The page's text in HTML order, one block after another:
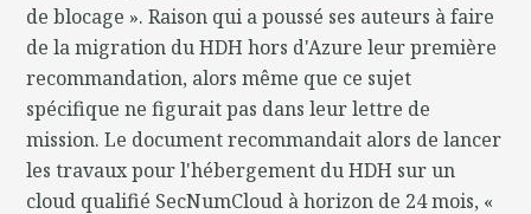
de blocage ». Raison qui a poussé ses auteurs à faire
de la migration du HDH hors d'Azure leur première
recommandation, alors même que ce sujet
spécifique ne figurait pas dans leur lettre de
mission. Le document recommandait alors de lancer
les travaux pour l'hébergement du HDH sur un
cloud qualifié SecNumCloud à horizon de 24 mois, «